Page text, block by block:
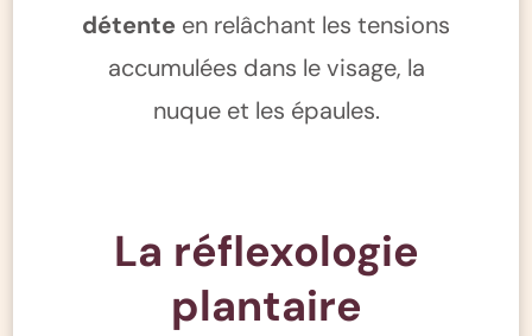
détente en relâchant les tensions
accumulées dans le visage, la
nuque et les épaules.
La réflexologie
plantaire